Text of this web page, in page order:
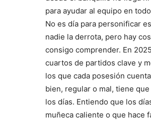
para ayudar al equipo en
No es día para personificar
nadie la derrota, pero hay
consigo comprender. En
cuartos de partidos clave y
los que cada posesión
bien, regular o mal, tiene
los días. Entiendo que los
muñeca caliente o que hace